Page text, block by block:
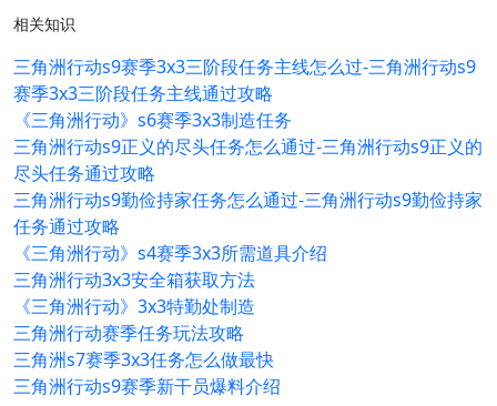
相关知识
三角洲行动s9赛季3x3三阶段任务主线怎么过-三角洲行动s9
赛季3x3三阶段任务主线通过攻略
《三角洲行动》s6赛季3x3制造任务
三角洲行动s9正义的尽头任务怎么通过-三角洲行动s9正义的
尽头任务通过攻略
三角洲行动s9勤俭持家任务怎么通过-三角洲行动s9勤俭持家
任务通过攻略
《三角洲行动》s4赛季3x3所需道具介绍
三角洲行动3x3安全箱获取方法
《三角洲行动》3x3特勤处制造
三角洲行动赛季任务玩法攻略
三角洲s7赛季3x3任务怎么做最快
三角洲行动s9赛季新干员爆料介绍